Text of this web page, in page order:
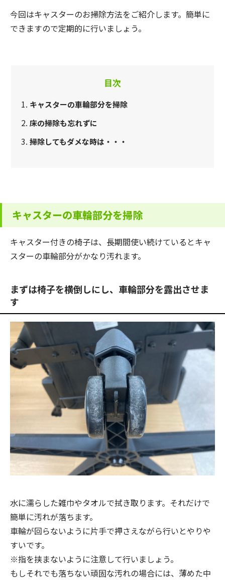
今回はキャスターのお掃除方法をご紹介します。簡単に
できますので定期的に行いましょう。
目次
キャスターの車輪部分を掃除
床の掃除も忘れずに
掃除してもダメな時は・・・
キャスターの車輪部分を掃除
キャスター付きの椅子は、長期間使い続けているとキャ
スターの車輪部分がかなり汚れます。
まずは椅子を横倒しにし、車輪部分を露出させま
す
水に濡らした雑巾やタオルで拭き取ります。それだけで
簡単に汚れが落ちます。
車輪が回らないように片手で押さえながら行いとやりや
すいです。
※指を挟まないように注意して行いましょう。
もしそれでも落ちない頑固な汚れの場合には、薄めた中